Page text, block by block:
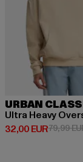
URBAN
Ultra Heavy
32,00 EUR
Prix courant: 32,00
79,99